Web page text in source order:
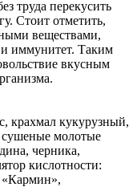
труда перекусить
Стоит отметить,
веществами,
иммунитет. Таким
вкусным
крахмал кукурузный,
сушеные молотые
черника,
кислотности:
«Кармин»,